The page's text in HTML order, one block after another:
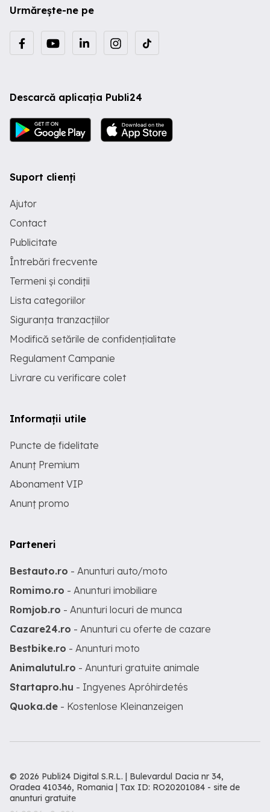
Urmărește-ne pe
Descarcă aplicația Publi24
Suport clienți
Ajutor
Contact
Publicitate
Întrebări frecvente
Termeni și condiții
Lista categoriilor
Siguranța tranzacțiilor
Modifică setările de confidențialitate
Regulament Campanie
Livrare cu verificare colet
Informații utile
Puncte de fidelitate
Anunț Premium
Abonament VIP
Anunț promo
Parteneri
Bestauto.ro - Anunturi auto/moto
Romimo.ro - Anunturi imobiliare
Romjob.ro - Anunturi locuri de munca
Cazare24.ro - Anunturi cu oferte de cazare
Bestbike.ro - Anunturi moto
Animalutul.ro - Anunturi gratuite animale
Startapro.hu - Ingyenes Apróhirdetés
Quoka.de - Kostenlose Kleinanzeigen
© 2026 Publi24 Digital S.R.L. | Bulevardul Dacia nr 34,
Oradea 410346, Romania | Tax ID: RO20201084 - site de
anunturi gratuite